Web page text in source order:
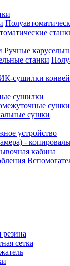
Ручные
сушилки
сушилки
сушки
сушки
устройство
кабина
резина
сетка